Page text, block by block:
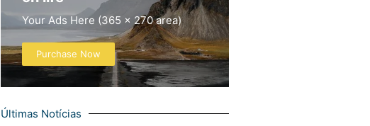
Your Ads Here (365 x 270 area)
Purchase Now
Últimas Notícias